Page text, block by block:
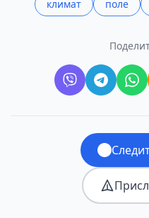
климат поле